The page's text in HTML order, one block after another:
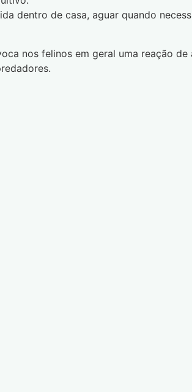
dentro de casa, aguar quando
nos felinos em geral uma reação de